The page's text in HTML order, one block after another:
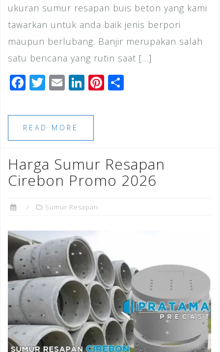
ukuran sumur resapan buis beton yang kami
tawarkan untuk anda baik jenis berpori
maupun berlubang. Banjir merupakan salah
satu bencana yang rutin saat […]
F
c
e
b
o
o
k
T
tt
e
r
E
ai
l
Li
k
dI
n
Pi
st
READ MORE
Harga Sumur Resapan
Cirebon Promo 2026
Sumur Resapan